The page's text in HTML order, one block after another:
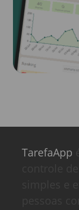
TarefaApp